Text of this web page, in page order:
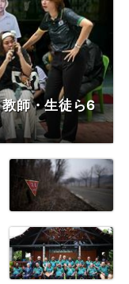
師・生徒ら6